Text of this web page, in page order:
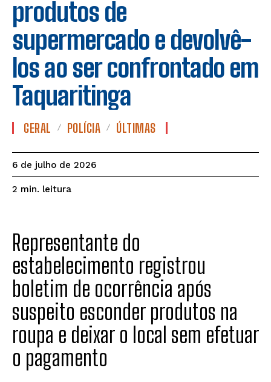
produtos de
supermercado e devolvê-
los ao ser confrontado em
Taquaritinga
GERAL POLÍCIA ÚLTIMAS
6 de julho de 2026
2 min. leitura
Representante do
estabelecimento registrou
boletim de ocorrência após
suspeito esconder produtos na
roupa e deixar o local sem efetuar
o pagamento